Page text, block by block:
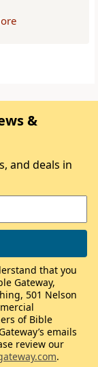
&
and deals in
that you
Gateway,
501 Nelson
of Bible
emails
review our
.